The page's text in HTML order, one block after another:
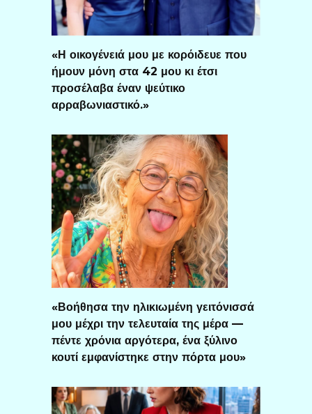
«Η οικογένειά μου με κορόιδευε που
ήμουν μόνη στα 42 μου κι έτσι
προσέλαβα έναν ψεύτικο
αρραβωνιαστικό.»
«Βοήθησα την ηλικιωμένη γειτόνισσά
μου μέχρι την τελευταία της μέρα —
πέντε χρόνια αργότερα, ένα ξύλινο
κουτί εμφανίστηκε στην πόρτα μου»